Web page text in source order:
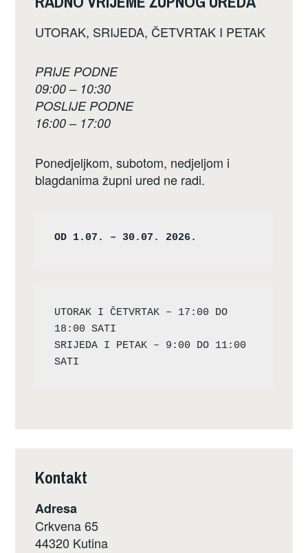
UTORAK, SRIJEDA, ČETVRTAK I PETAK
PRIJE PODNE
09:00 – 10:30
POSLIJE PODNE
16:00 – 17:00
Ponedjeljkom, subotom, nedjeljom i
blagdanima župni ured ne radi.
OD 1.07. – 30.07. 2026.
UTORAK I ČETVRTAK – 17:00 DO
18:00 SATI
SRIJEDA I PETAK – 9:00 DO 11:00
Kontakt
Adresa
Crkvena 65
44320 Kutina